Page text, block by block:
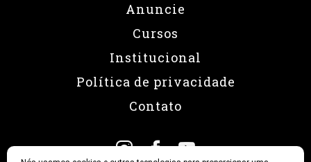
Anuncie
Cursos
Institucional
Política de privacidade
Contato